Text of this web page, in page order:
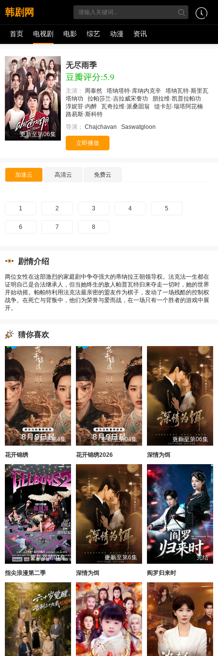
韩剧网
首页 电视剧 电影 综艺 动漫 资讯
更新至第06集
无尽雨季
豆瓣评分:5.9
主演： 周泰然 塔纳塔特·库纳内克辛
塔纳瓦特·斯里瓦
塔纳功
拉帕莎兰·吉拉威宋誊功
朋拉维·凯普拉帕功
淳妮苷·内醉
瓦奇拉维·派桑固翁
缇卡彭·瑞塔阿芘楠
路易斯·斯科特
导演： Chajchavan Saswatgloon
立即播放
加速云 高清云 免费云
1 2 3 4 5
6 7 8
剧情介绍
两位女性在这部激烈的家庭剧中争夺强大的蒂纳拉王朝领导权。法克法一生都在
证明自己是合法继承人，但当她终生的敌人帕普瓦特归来夺走一切时，她的世界
开始动摇。帕帕特利用法克法最亲密的盟友作为棋子，发动了一场残酷的控制权
战争。在死亡与背叛中，他们为荣誉与爱而战，在一场只有一个胜者的游戏中展
开。
猜你喜欢
更新至第4集
花开锦绣
更新至第04集
花开锦绣2026
更新至第06集
深情为饵
更新至第01集
指尖浪漫第二季
更新至第6集
深情为饵
完结
阎罗归来时